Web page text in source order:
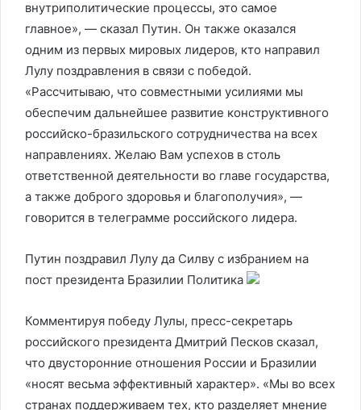
внутриполитические процессы, это самое
главное», — сказал Путин. Он также оказался
одним из первых мировых лидеров, кто направил
Лулу поздравления в связи с победой.
«Рассчитываю, что совместными усилиями мы
обеспечим дальнейшее развитие конструктивного
российско-бразильского сотрудничества на всех
направлениях. Желаю Вам успехов в столь
ответственной деятельности во главе государства,
а также доброго здоровья и благополучия», —
говорится в телеграмме российского лидера.
Путин поздравил Лулу да Силву с избранием на
пост президента Бразилии Политика
Комментируя победу Лулы, пресс-секретарь
российского президента Дмитрий Песков сказал,
что двусторонние отношения России и Бразилии
«носят весьма эффективный характер». «Мы во всех
странах поддерживаем тех, кто разделяет мнение